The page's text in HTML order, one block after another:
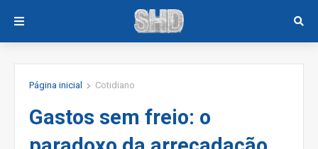
Página inicial Cotidiano
Gastos sem freio: o